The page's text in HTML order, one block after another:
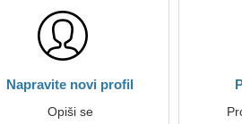
Napravite novi profil
Opiši se